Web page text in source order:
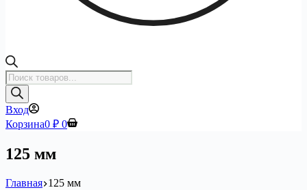
Поиск
товаров
Вход
Корзина0 ₽ 0
125 мм
Главная 125 мм